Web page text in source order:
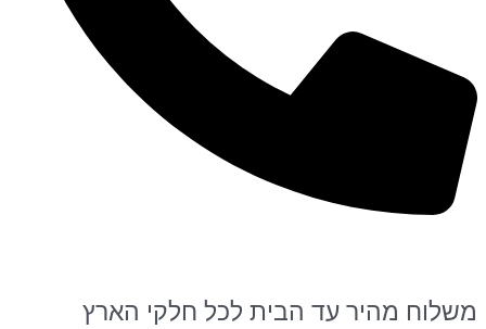
משלוח מהיר עד הבית לכל חלקי הארץ